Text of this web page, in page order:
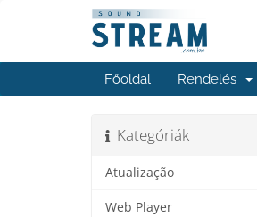
Főoldal Rendelés
Kategóriák
Atualização
Web Player